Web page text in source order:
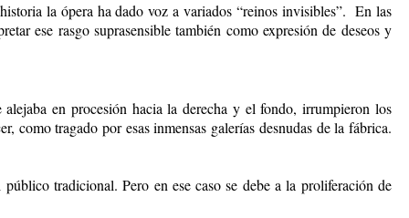
la ópera ha dado voz a variados “reinos invisibles”. En las
ese rasgo suprasensible también como expresión de deseos y
en procesión hacia la derecha y el fondo, irrumpieron los
como tragado por esas inmensas galerías desnudas de la fábrica.
tradicional. Pero en ese caso se debe a la proliferación de